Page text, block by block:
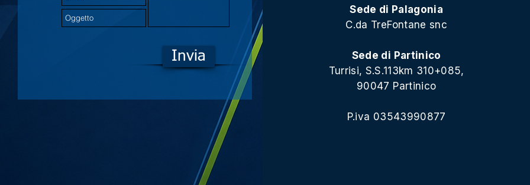
Invia
Sede di Palagonia
C.da TreFontane snc
Sede di Partinico
Turrisi, S.S.113km 310+085,
90047 Partinico
P.iva 03543990877